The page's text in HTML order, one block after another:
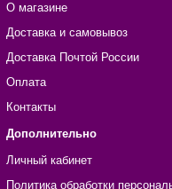
О магазине
Доставка и самовывоз
Доставка Почтой России
Оплата
Контакты
Дополнительно
Личный кабинет
Политика обработки